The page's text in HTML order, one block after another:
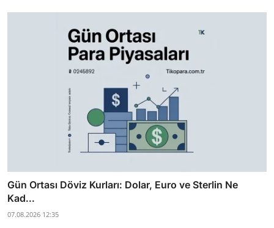
Gün Ortası Döviz Kurları: Dolar, Euro ve Sterlin Ne
Kad...
07.08.2026 12:35